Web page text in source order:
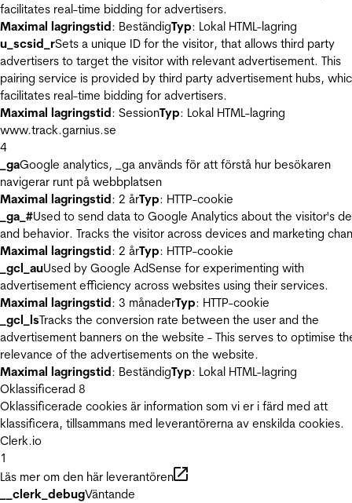
facilitates real-time bidding for advertisers.
Maximal lagringstid: BeständigTyp: Lokal HTML-lagring
u_scsid_rSets a unique ID for the visitor, that allows third party
advertisers to target the visitor with relevant advertisement. This
pairing service is provided by third party advertisement hubs,
facilitates real-time bidding for advertisers.
Maximal lagringstid: SessionTyp: Lokal HTML-lagring
www.track.garnius.se
4
_gaGoogle analytics, _ga används för att förstå hur besökaren
navigerar runt på webbplatsen
Maximal lagringstid: 2 årTyp: HTTP-cookie
_ga_#Used to send data to Google Analytics about the visitor's
and behavior. Tracks the visitor across devices and marketing
Maximal lagringstid: 2 årTyp: HTTP-cookie
_gcl_auUsed by Google AdSense for experimenting with
advertisement efficiency across websites using their services.
Maximal lagringstid: 3 månaderTyp: HTTP-cookie
_gcl_lsTracks the conversion rate between the user and the
advertisement banners on the website - This serves to optimise
relevance of the advertisements on the website.
Maximal lagringstid: BeständigTyp: Lokal HTML-lagring
Oklassificerad 8
Oklassificerade cookies är information som vi er i färd med att
klassificera, tillsammans med leverantörerna av enskilda cookies.
Clerk.io
1
Läs mer om den här leverantören
__clerk_debugVäntande